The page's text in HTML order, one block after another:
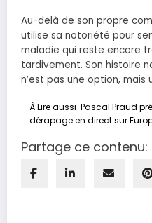
Au-delà de son propre
utilise sa notoriété pour
maladie qui reste encore
tardivement. Son histoire
n’est pas une option, mais
À Lire aussi Pascal Praud
dérapage en direct sur
Partage ce contenu: